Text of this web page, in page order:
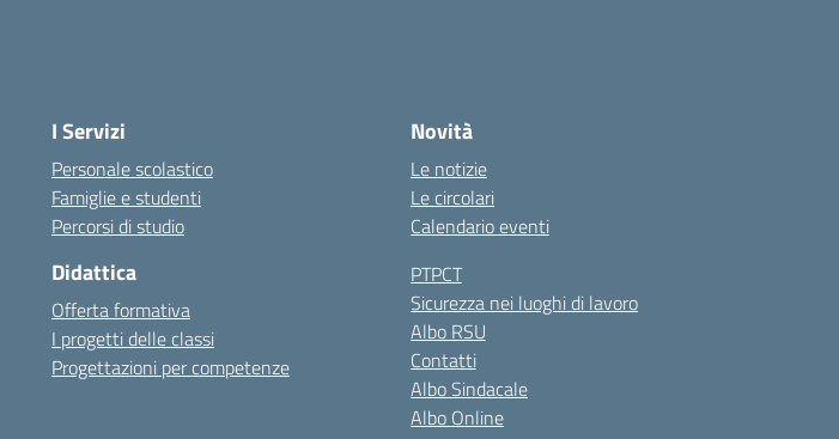
I Servizi
Personale scolastico
Famiglie e studenti
Percorsi di studio
Didattica
Offerta formativa
I progetti delle classi
Progettazioni per competenze
Novità
Le notizie
Le circolari
Calendario eventi
PTPCT
Sicurezza nei luoghi di lavoro
Albo RSU
Contatti
Albo Sindacale
Albo Online